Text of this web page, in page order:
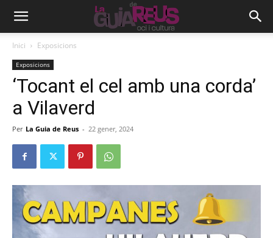
Inici Exposicions
Exposicions
‘Tocant el cel amb una corda’
a Vilaverd
Per La Guia de Reus - 22 gener, 2024